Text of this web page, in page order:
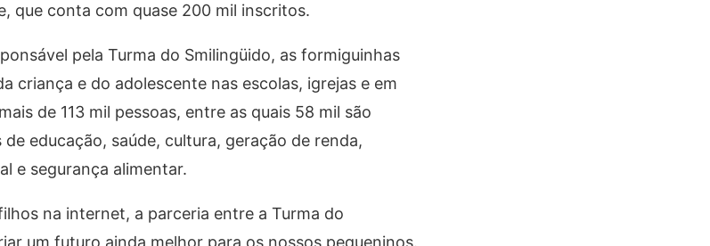
que conta com quase 200 mil inscritos.
pela Turma do Smilingüido, as formiguinhas
criança e do adolescente nas escolas, igrejas e em
de 113 mil pessoas, entre as quais 58 mil são
educação, saúde, cultura, geração de renda,
e segurança alimentar.
na internet, a parceria entre a Turma do
um futuro ainda melhor para os nossos pequeninos.